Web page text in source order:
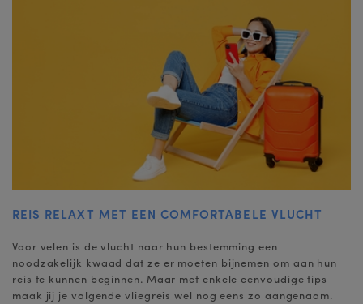
REIS RELAXT MET EEN COMFORTABELE VLUCHT
Voor velen is de vlucht naar hun bestemming een
noodzakelijk kwaad dat ze er moeten bijnemen om aan hun
reis te kunnen beginnen. Maar met enkele eenvoudige tips
maak jij je volgende vliegreis wel nog eens zo aangenaam.